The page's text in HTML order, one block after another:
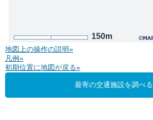
150m
地図上の操作の説明»
凡例»
初期位置に地図が戻る»
最寄の交通施設を調べる